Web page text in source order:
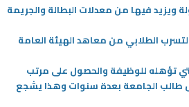
25‏/03‏/2024
رمضان وكيفية مواجهة تغيير نمط
خلال الشهر الفضيل ؟
ويزيد فيها من معدلات البطالة والجريمة
الطلابي من معاهد الهيئة العامة
تؤهله للوظيفة والحصول على مرتب
طالب الجامعة بعدة سنوات وهذا يشجع